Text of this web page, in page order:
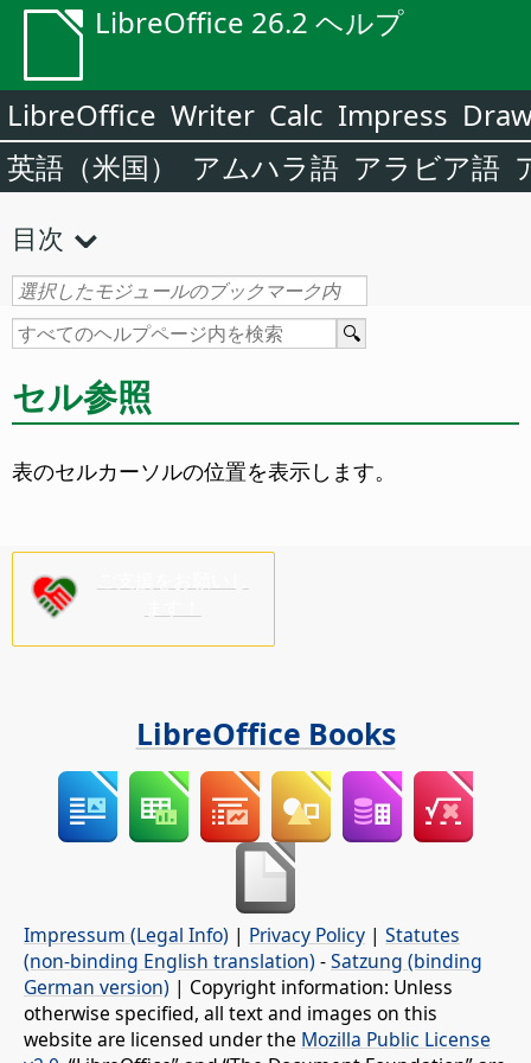
LibreOffice 26.2 ヘルプ
LibreOffice Writer Calc Impress
英語（米国）
アムハラ語 アラビア語
目次
セル参照
表のセルカーソルの位置を表示します。
LibreOffice Books
Impressum (Legal Info) | Privacy Policy | Statutes
(non-binding English translation) -Satzung (binding
German version) | Copyright information: Unless
otherwise specified, all text and images on this
website are licensed under the Mozilla Public License